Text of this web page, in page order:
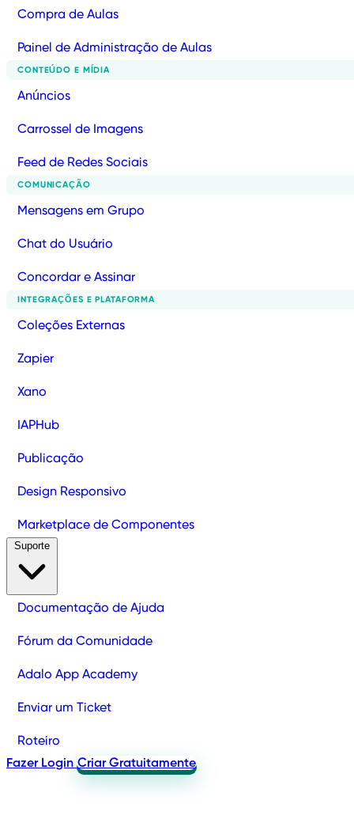
Compra de Aulas
Painel de Administração de Aulas
CONTEÚDO E MÍDIA
Anúncios
Carrossel de Imagens
Feed de Redes Sociais
COMUNICAÇÃO
Mensagens em Grupo
Chat do Usuário
Concordar e Assinar
INTEGRAÇÕES E PLATAFORMA
Coleções Externas
Zapier
Xano
IAPHub
Publicação
Design Responsivo
Marketplace de Componentes
Documentação de Ajuda
Fórum da Comunidade
Adalo App Academy
Enviar um Ticket
Roteiro
Fazer Login Criar Gratuitamente